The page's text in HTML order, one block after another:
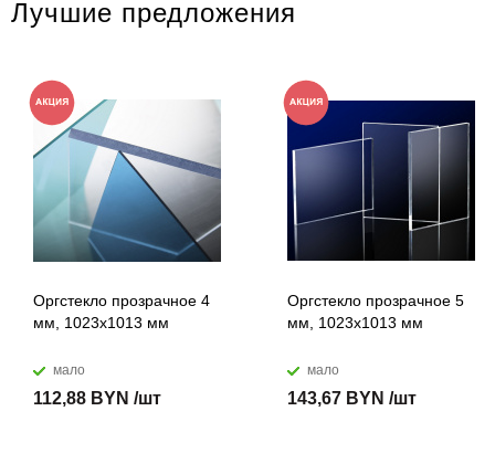
Лучшие предложения
Оргстекло прозрачное 4
мм, 1023x1013 мм
мало
112,88 BYN /шт
Оргстекло прозрачное 5
мм, 1023x1013 мм
мало
143,67 BYN /шт